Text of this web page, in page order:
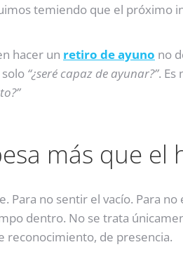
temiendo que el próximo
hacer un retiro de ayuno no
“¿seré capaz de ayunar?”. Es
más que el
Para no sentir el vacío. Para
dentro. No se trata
reconocimiento, de presencia.